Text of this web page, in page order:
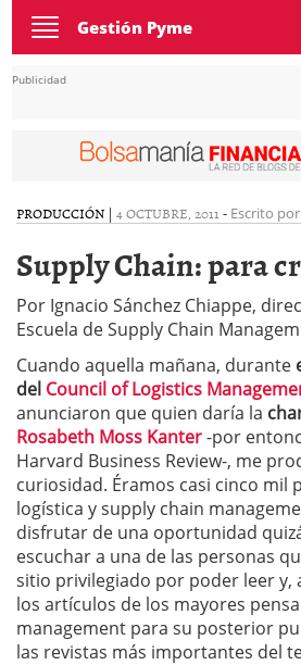
Toggle
navigation
Gestión Pyme
Publicidad
PRODUCCIÓN | 4 OCTUBRE, 2011 - Escrito
Supply Chain: para
Por Ignacio Sánchez Chiappe,
Escuela de Supply Chain
Cuando aquella mañana, durante
del Council of Logistics
anunciaron que quien daría la
Rosabeth Moss Kanter-por
Harvard Business Review-, me
curiosidad. Éramos casi cinco mil
logística y supply chain
disfrutar de una oportunidad
escuchar a una de las personas
sitio privilegiado por poder leer y,
los artículos de los mayores
management para su posterior
las revistas más importantes del